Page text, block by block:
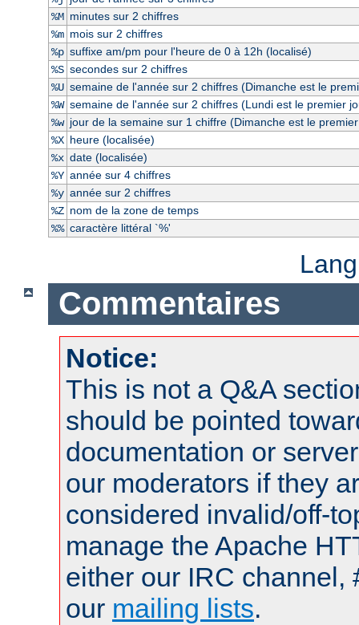
%M minutes sur 2 chiffres
%m mois sur 2 chiffres
%p suffixe am/pm pour l'heure de 0 à 12h (localisé)
%S secondes sur 2 chiffres
%U semaine de l'année sur 2 chiffres (Dimanche est le
%W semaine de l'année sur 2 chiffres (Lundi est le premier
%w jour de la semaine sur 1 chiffre (Dimanche est le
%X heure (localisée)
%x date (localisée)
%Y année sur 4 chiffres
%y année sur 2 chiffres
%Z nom de la zone de temps
%% caractère littéral `%'
Commentaires
Notice:
This is not a Q&A
should be pointed
documentation or
our moderators if they
considered invalid/off-
manage the Apache
either our IRC channel,
our mailing lists.